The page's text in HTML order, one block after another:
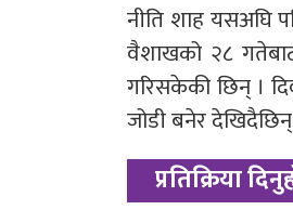
नीति शाह यसअघि
वैशाखको २८
गरिसकेकी छिन् ।
जोडी बनेर
प्रतिक्रिया